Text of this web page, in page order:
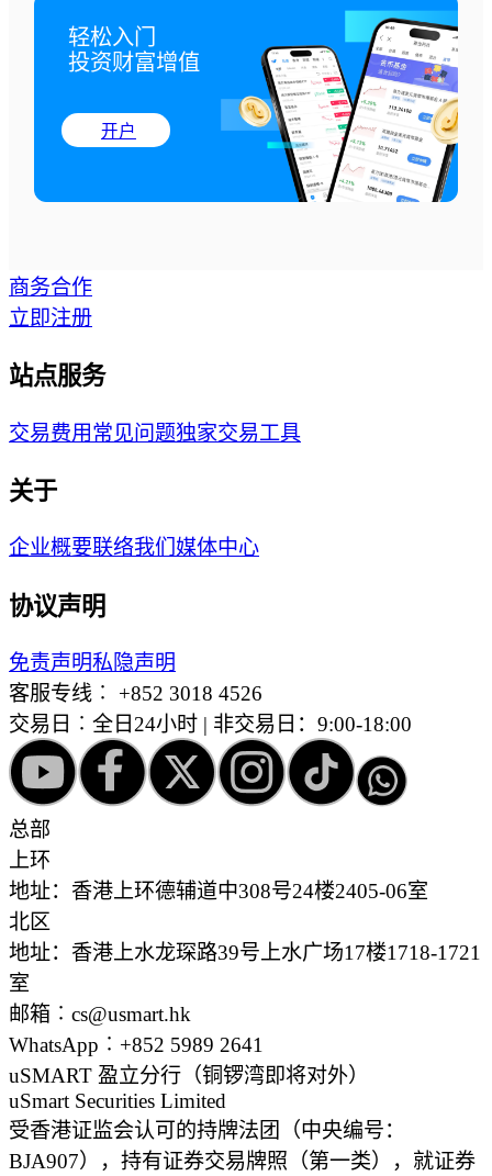
轻松入门
投资财富增值
开户
商务合作
立即注册
站点服务
交易费用常见问题独家交易工具
关于
企业概要联络我们 媒体中心
协议声明
免责声明私隐声明
客服专线︰ +852 3018 4526
交易日︰全日24小时 | 非交易日：9:00-18:00
总部
上环
地址：香港上环德辅道中308号24楼2405-06室
北区
地址：香港上水龙琛路39号上水广场17楼1718-1721
室
邮箱︰cs@usmart.hk
WhatsApp︰+852 5989 2641
uSMART 盈立分行 （铜锣湾即将对外）
uSmart Securities Limited
受香港证监会认可的持牌法团（中央编号：
BJA907），持有证券交易牌照（第一类），就证券